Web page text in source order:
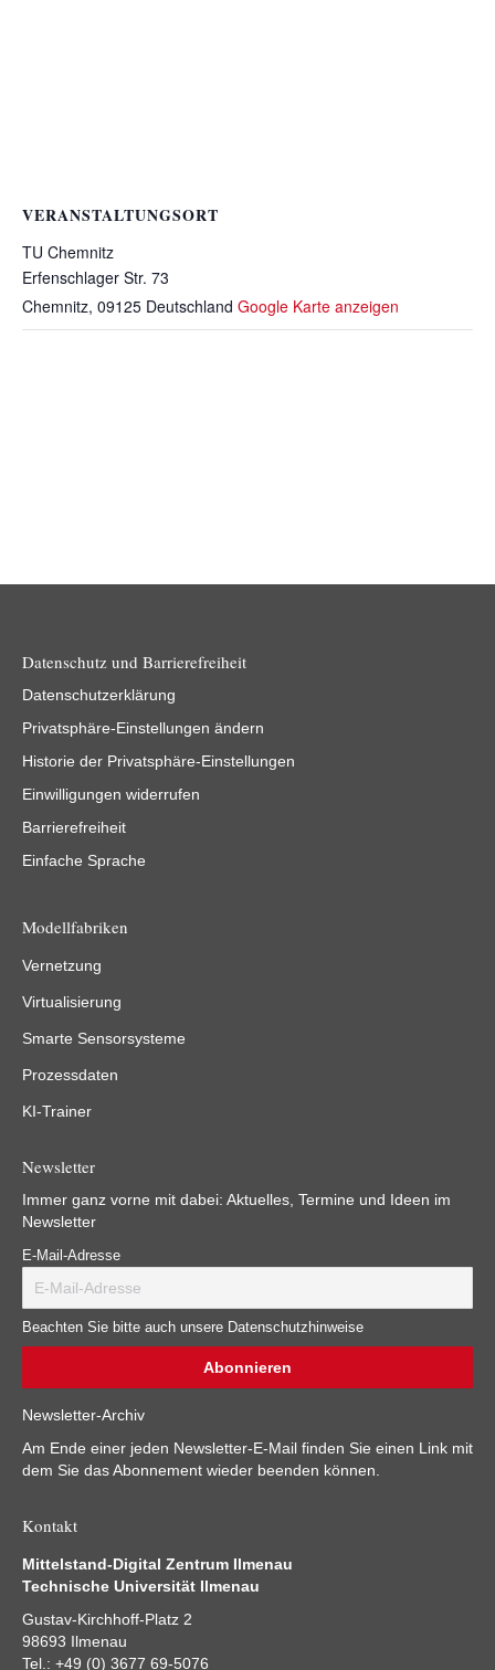
VERANSTALTUNGSORT
TU Chemnitz
Erfenschlager Str. 73
Chemnitz, 09125 Deutschland Google Karte anzeigen
Datenschutz und Barrierefreiheit
Datenschutzerklärung
Privatsphäre-Einstellungen ändern
Historie der Privatsphäre-Einstellungen
Einwilligungen widerrufen
Barrierefreiheit
Einfache Sprache
Modellfabriken
Vernetzung
Virtualisierung
Smarte Sensorsysteme
Prozessdaten
KI-Trainer
Newsletter
Immer ganz vorne mit dabei: Aktuelles, Termine und Ideen im
Newsletter
E-Mail-Adresse
Beachten Sie bitte auch unsere Datenschutzhinweise
Newsletter-Archiv
Am Ende einer jeden Newsletter-E-Mail finden Sie einen Link mit
dem Sie das Abonnement wieder beenden können.
Kontakt
Mittelstand-Digital Zentrum Ilmenau
Technische Universität Ilmenau
Gustav-Kirchhoff-Platz 2
98693 Ilmenau
Tel.: +49 (0) 3677 69-5076